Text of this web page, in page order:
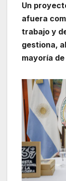
Un
afuera
trabajo y
gestiona,
mayoría